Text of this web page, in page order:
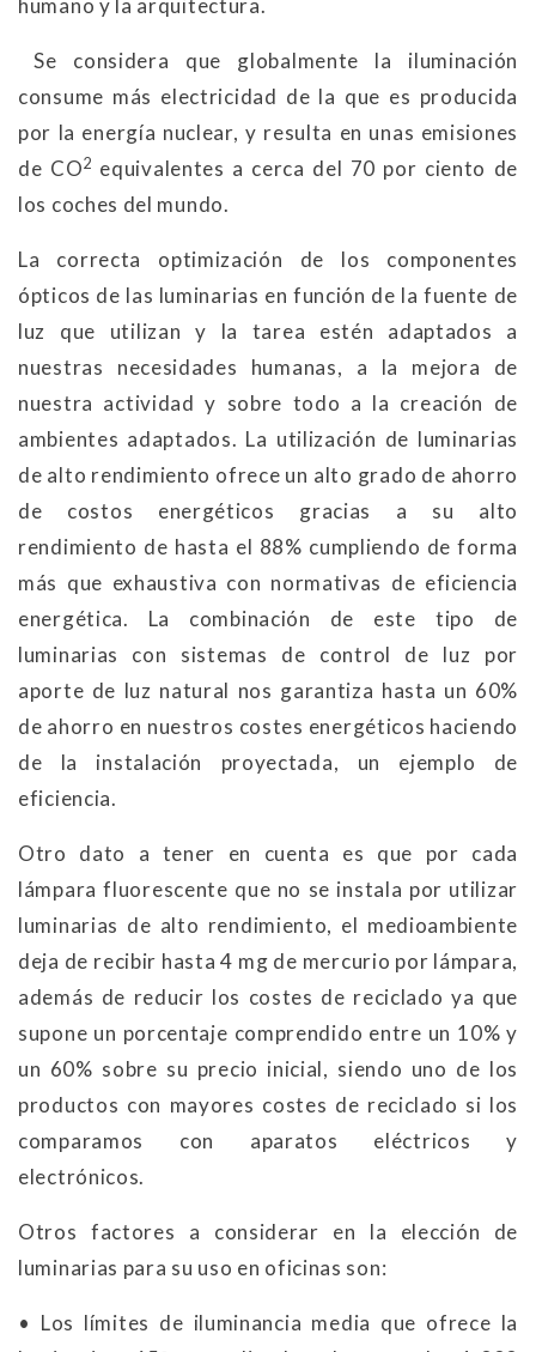
humano y la arquitectura.
Se considera que globalmente la iluminación
consume más electricidad de la que es producida
por la energía nuclear, y resulta en unas emisiones
de CO2 equivalentes a cerca del 70 por ciento de
los coches del mundo.
La correcta optimización de los componentes
ópticos de las luminarias en función de la fuente de
luz que utilizan y la tarea estén adaptados a
nuestras necesidades humanas, a la mejora de
nuestra actividad y sobre todo a la creación de
ambientes adaptados. La utilización de luminarias
de alto rendimiento ofrece un alto grado de ahorro
de costos energéticos gracias a su alto
rendimiento de hasta el 88% cumpliendo de forma
más que exhaustiva con normativas de eficiencia
energética. La combinación de este tipo de
luminarias con sistemas de control de luz por
aporte de luz natural nos garantiza hasta un 60%
de ahorro en nuestros costes energéticos haciendo
de la instalación proyectada, un ejemplo de
eficiencia.
Otro dato a tener en cuenta es que por cada
lámpara fluorescente que no se instala por utilizar
luminarias de alto rendimiento, el medioambiente
deja de recibir hasta 4 mg de mercurio por lámpara,
además de reducir los costes de reciclado ya que
supone un porcentaje comprendido entre un 10% y
un 60% sobre su precio inicial, siendo uno de los
productos con mayores costes de reciclado si los
comparamos con aparatos eléctricos y
electrónicos.
Otros factores a considerar en la elección de
luminarias para su uso en oficinas son:
• Los límites de iluminancia media que ofrece la